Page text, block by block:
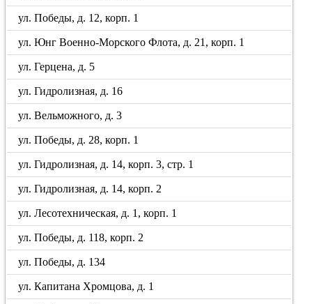
ул. Победы, д. 12, корп. 1
ул. Юнг Военно-Морского Флота, д. 21, корп. 1
ул. Герцена, д. 5
ул. Гидролизная, д. 16
ул. Вельможного, д. 3
ул. Победы, д. 28, корп. 1
ул. Гидролизная, д. 14, корп. 3, стр. 1
ул. Гидролизная, д. 14, корп. 2
ул. Лесотехническая, д. 1, корп. 1
ул. Победы, д. 118, корп. 2
ул. Победы, д. 134
ул. Капитана Хромцова, д. 1